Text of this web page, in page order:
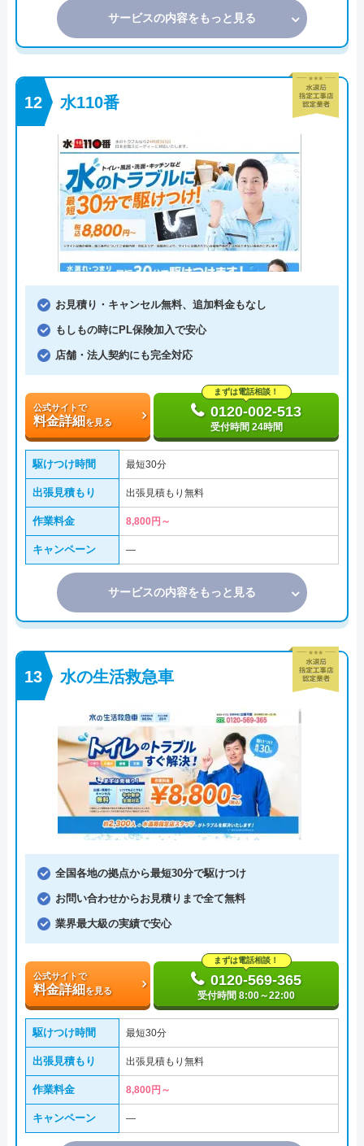
サービスの内容をもっと見る
水110番
お見積り・キャンセル無料、追加料金もなし
もしもの時にPL保険加入で安心
店舗・法人契約にも完全対応
公式サイトで
料金詳細を見る
まずは電話相談！
0120-002-513
受付時間 24時間
駆けつけ時間 最短30分
出張見積もり 出張見積もり無料
作業料金 8,800円～
キャンペーン ―
サービスの内容をもっと見る
水の生活救急車
全国各地の拠点から最短30分で駆けつけ
お問い合わせからお見積りまで全て無料
業界最大級の実績で安心
公式サイトで
料金詳細を見る
まずは電話相談！
0120-569-365
受付時間 8:00～22:00
駆けつけ時間 最短30分
出張見積もり 出張見積もり無料
作業料金 8,800円～
キャンペーン ―